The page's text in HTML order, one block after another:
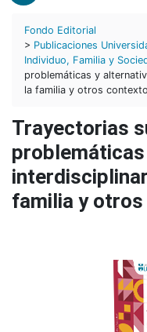
Fondo Editorial
> Publicaciones
Individuo, Familia y
problemáticas y
la familia y otros
Trayectorias
familia y